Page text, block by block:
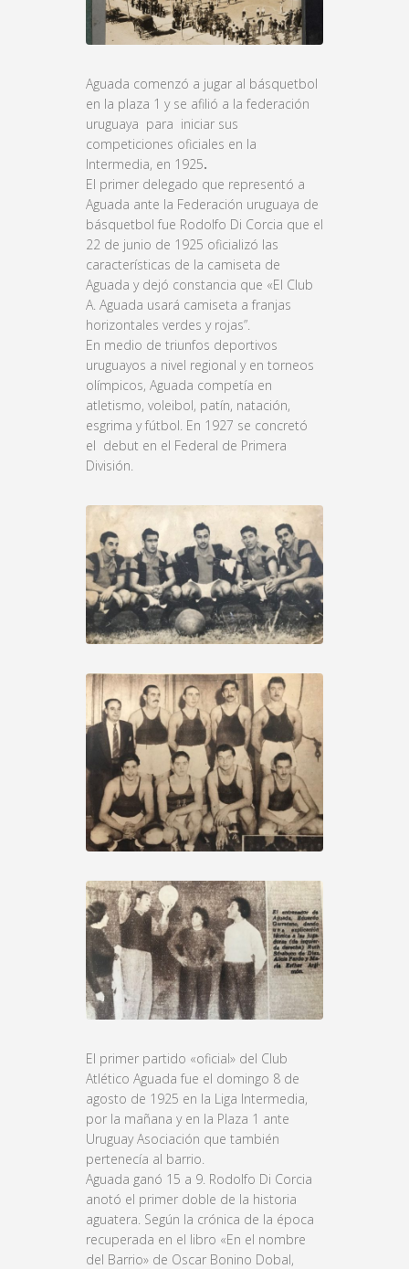
Aguada comenzó a jugar al básquetbol
en la plaza 1 y se afilió a la federación
uruguaya para iniciar sus
competiciones oficiales en la
Intermedia, en 1925.
El primer delegado que representó a
Aguada ante la Federación uruguaya de
básquetbol fue Rodolfo Di Corcia que el
22 de junio de 1925 oficializó las
características de la camiseta de
Aguada y dejó constancia que «El Club
A. Aguada usará camiseta a franjas
horizontales verdes y rojas”.
En medio de triunfos deportivos
uruguayos a nivel regional y en torneos
olímpicos, Aguada competía en
atletismo, voleibol, patín, natación,
esgrima y fútbol. En 1927 se concretó
el debut en el Federal de Primera
División.
El primer partido «oficial» del Club
Atlético Aguada fue el domingo 8 de
agosto de 1925 en la Liga Intermedia,
por la mañana y en la Plaza 1 ante
Uruguay Asociación que también
pertenecía al barrio.
Aguada ganó 15 a 9. Rodolfo Di Corcia
anotó el primer doble de la historia
aguatera. Según la crónica de la época
recuperada en el libro «En el nombre
del Barrio» de Oscar Bonino Dobal,